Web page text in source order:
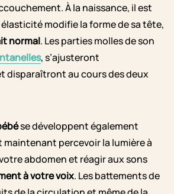
À la naissance, il est
modifie la forme de sa tête,
normal. Les parties molles de son
, s’ajusteront
disparaîtront au cours des deux
se développent également
maintenant percevoir la lumière à
abdomen et réagir aux sons
à votre voix. Les battements de